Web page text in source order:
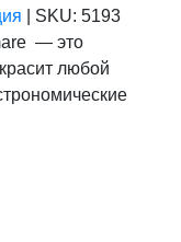
SKU: 5193
— это
любой